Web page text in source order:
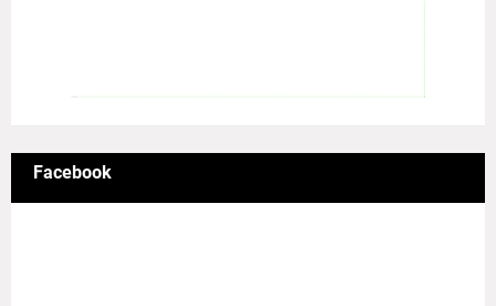
Facebook